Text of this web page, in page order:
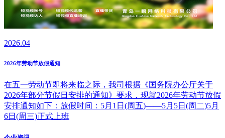
2026.04
2026年劳动节放假通知
在五一劳动节即将来临之际，我司根据《国务院办公厅关于
2026年部分节假日安排的通知》要求，现就2026年劳动节放假
安排通知如下：放假时间：5月1日(周五)——5月5日(周二)5月
6日(周三)正式上班